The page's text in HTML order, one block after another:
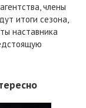
члены
итоги сезона,
наставника